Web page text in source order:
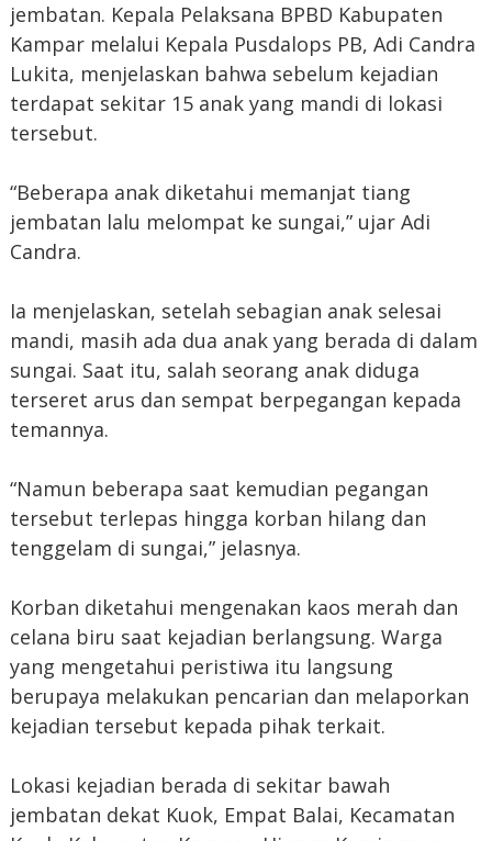
jembatan. Kepala Pelaksana BPBD Kabupaten
Kampar melalui Kepala Pusdalops PB, Adi Candra
Lukita, menjelaskan bahwa sebelum kejadian
terdapat sekitar 15 anak yang mandi di lokasi
tersebut.
“Beberapa anak diketahui memanjat tiang
jembatan lalu melompat ke sungai,” ujar Adi
Candra.
Ia menjelaskan, setelah sebagian anak selesai
mandi, masih ada dua anak yang berada di dalam
sungai. Saat itu, salah seorang anak diduga
terseret arus dan sempat berpegangan kepada
temannya.
“Namun beberapa saat kemudian pegangan
tersebut terlepas hingga korban hilang dan
tenggelam di sungai,” jelasnya.
Korban diketahui mengenakan kaos merah dan
celana biru saat kejadian berlangsung. Warga
yang mengetahui peristiwa itu langsung
berupaya melakukan pencarian dan melaporkan
kejadian tersebut kepada pihak terkait.
Lokasi kejadian berada di sekitar bawah
jembatan dekat Kuok, Empat Balai, Kecamatan